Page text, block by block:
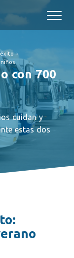
›
con 700
cuidan y
estas dos